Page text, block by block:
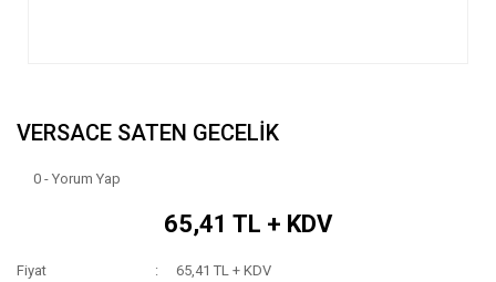
VERSACE SATEN GECELİK
0 - Yorum Yap
65,41 TL + KDV
Fiyat
65,41 TL + KDV